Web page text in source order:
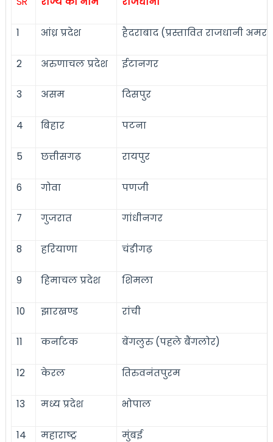
1 आंध्र प्रदेश हैदराबाद (प्रस्तावित राजधानी
2 अरुणाचल प्रदेश ईटानगर
3 असम दिसपुर
4 बिहार पटना
5 छत्तीसगढ़ रायपुर
6 गोवा पणजी
7 गुजरात गांधीनगर
8 हरियाणा चंडीगढ़
9 हिमाचल प्रदेश शिमला
10 झारखण्ड रांची
11 कर्नाटक बेंगलुरु (पहले बैंगलोर)
12 केरल तिरुवनंतपुरम
13 मध्य प्रदेश भोपाल
14 महाराष्ट्र मुंबई